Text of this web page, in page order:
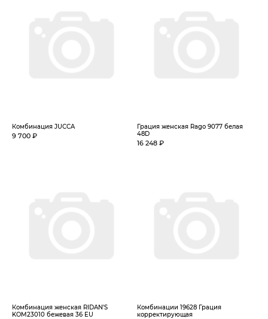
Комбинация JUCCA
9 700 ₽
Грация женская Rago 9077 белая
48D
16 248 ₽
Комбинация женская RIDAN'S
KOM23010 бежевая 36 EU
Комбинации 19628 Грация
корректирующая